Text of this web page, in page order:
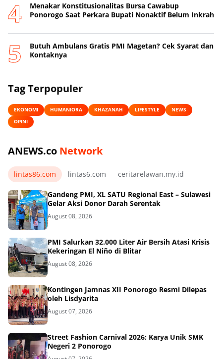
Menakar Konstitusionalitas Bursa Cawabup
Ponorogo Saat Perkara Bupati Nonaktif Belum Inkrah
Butuh Ambulans Gratis PMI Magetan? Cek Syarat dan
Kontaknya
Tag Terpopuler
EKONOMI HUMANIORA KHAZANAH LIFESTYLE
NEWS
OPINI
ANEWS.co Network
lintas86.com lintas6.com ceritarelawan.my.id
Gandeng PMI, XL SATU Regional East – Sulawesi
Gelar Aksi Donor Darah Serentak
August 08, 2026
PMI Salurkan 32.000 Liter Air Bersih Atasi Krisis
Kekeringan El Niño di Blitar
August 08, 2026
Kontingen Jamnas XII Ponorogo Resmi Dilepas
oleh Lisdyarita
August 07, 2026
Street Fashion Carnival 2026: Karya Unik SMK
Negeri 2 Ponorogo